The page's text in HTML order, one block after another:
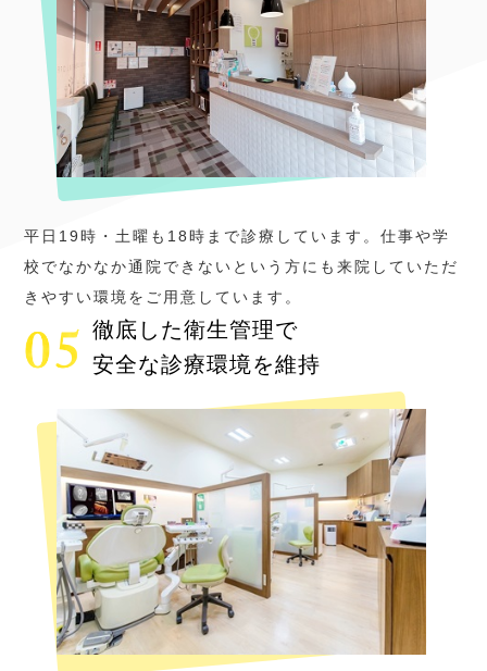
平日19時・土曜も18時まで診療しています。仕事や学
校でなかなか通院できないという方にも来院していただ
きやすい環境をご用意しています。
徹底した衛生管理で
安全な診療環境を維持